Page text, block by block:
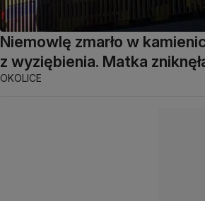
Niemowlę zmarło w
z wyziębienia. Matka
OKOLICE